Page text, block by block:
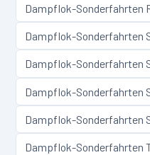
Dampflok-Sonderfahrten
Dampflok-Sonderfahrten
Dampflok-Sonderfahrten
Dampflok-Sonderfahrten
Dampflok-Sonderfahrten
Dampflok-Sonderfahrten